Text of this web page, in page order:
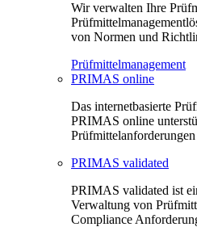
Wir verwalten Ihre
von Normen und
Prüfmittelmanagement
PRIMAS online
Das internetbasierte
PRIMAS online
PRIMAS validated
PRIMAS validated ist
Verwaltung von
Compliance